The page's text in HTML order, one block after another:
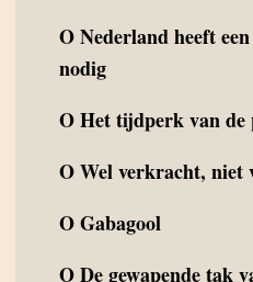
ONederland heeft
nodig
OHet tijdperk van de
OWel verkracht, niet
OGabagool
ODe gewapende tak